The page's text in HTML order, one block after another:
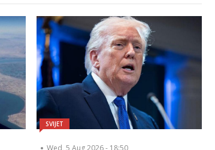
SVIJET
Wed, 5 Aug 2026 - 18:50